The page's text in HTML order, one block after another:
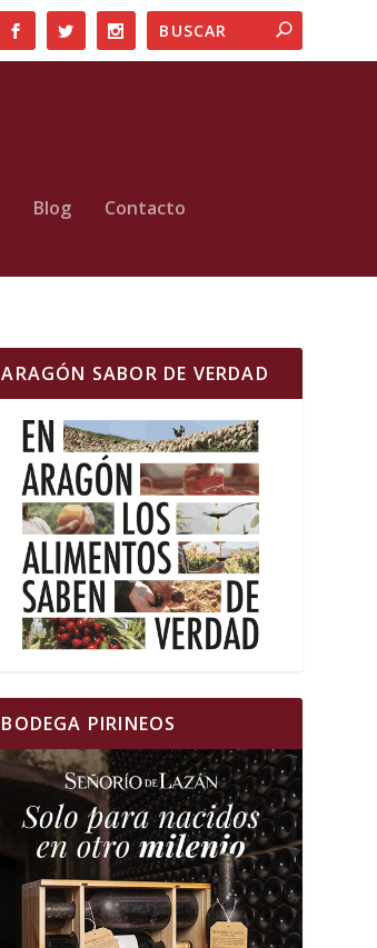
Blog Contacto
ARAGÓN SABOR DE VERDAD
BODEGA PIRINEOS